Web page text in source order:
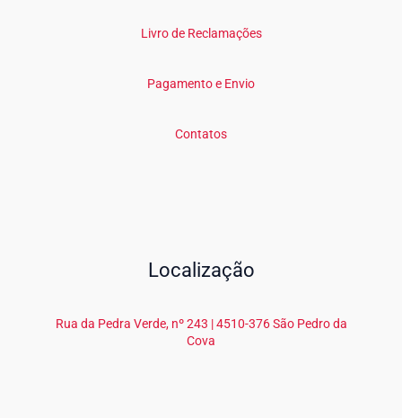
Livro de Reclamações
Pagamento e Envio
Contatos
Localização
Rua da Pedra Verde, nº 243 | 4510-376 São Pedro da
Cova